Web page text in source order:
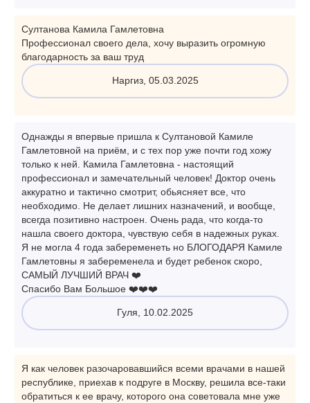
Султанова Камила Гамлетовна
Профессионал своего дела, хочу выразить огромную
благодарность за ваш труд
Наргиз, 05.03.2025
Однажды я впервые пришла к Султановой Камиле
Гамлетовной на приём, и с тех пор уже почти год хожу
только к ней. Камила Гамлетовна - настоящий
профессионал и замечательный человек! Доктор очень
аккуратно и тактично смотрит, обьясняет все, что
необходимо. Не делает лишних назначений, и вообще,
всегда позитивно настроен. Очень рада, что когда-то
нашла своего доктора, чувствую себя в надежных руках.
Я не могла 4 года забеременеть но БЛОГОДАРЯ Камиле
Гамлетовны я забеременела и будет ребенок скоро,
САМЫЙ ЛУЧШИЙ ВРАЧ ❤️
Спасибо Вам Большое ❤️❤️❤️
Гуля, 10.02.2025
Я как человек разочаровавшийся всеми врачами в нашей
республике, приехав к подруге в Москву, решила все-таки
обратиться к ее врачу, которого она советовала мне уже